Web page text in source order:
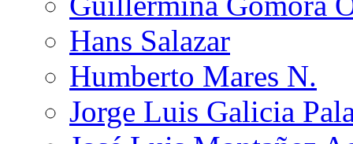
Hans Salazar
Humberto Mares N.
Jorge Luis Galicia